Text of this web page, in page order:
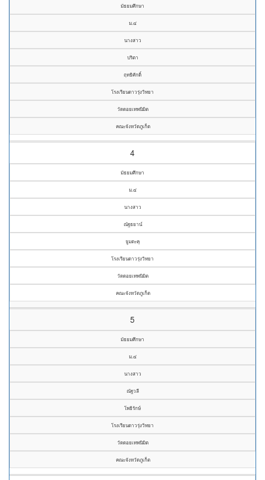
มัธยมศึกษา
ม.๔
นางสาว
ปริตา
ฤทธิศักดิ์
โรงเรียนดาวรุ่งวิทยา
วัดดอยเทพนิมิต
คณะจังหวัดภูเก็ต
4
มัธยมศึกษา
ม.๔
นางสาว
ณัฐธยาน์
จูมตะคุ
โรงเรียนดาวรุ่งวิทยา
วัดดอยเทพนิมิต
คณะจังหวัดภูเก็ต
5
มัธยมศึกษา
ม.๔
นางสาว
ณัฐวลี
โพธิรักษ์
โรงเรียนดาวรุ่งวิทยา
วัดดอยเทพนิมิต
คณะจังหวัดภูเก็ต